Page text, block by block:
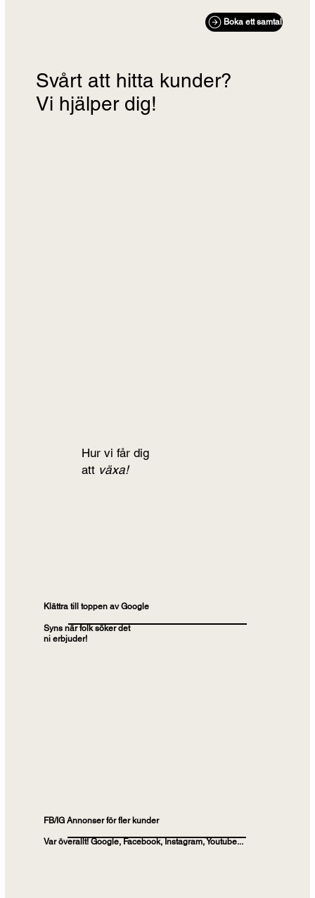
Boka ett samtal
Hur vi får dig
att växa!
Klättra till toppen av Google
Syns när folk söker det
ni erbjuder!
FB/IG Annonser för fler kunder
Var överallt! Google, Facebook, Instagram, Youtube...
Svårt att hitta kunder?
Vi hjälper dig!